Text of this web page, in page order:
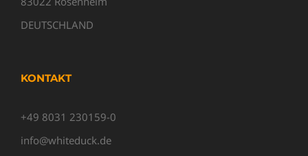
DEUTSCHLAND
KONTAKT
+49 8031 230159-0
info@whiteduck.de